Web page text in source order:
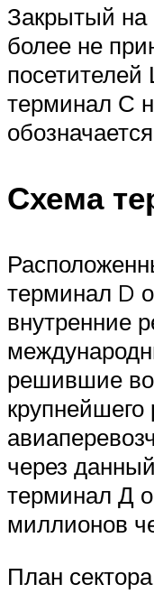
Закрытый на
более не
терминал С
Схема
терминал D
внутренние
решившие
крупнейшего
через
терминал Д
миллионов
План